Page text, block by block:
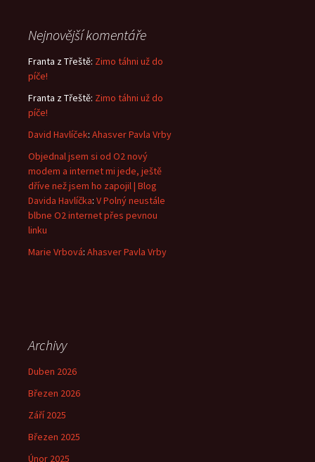
Nejnovější komentáře
Franta z Třeště: Zimo táhni už do
píče!
Franta z Třeště: Zimo táhni už do
píče!
David Havlíček: Ahasver Pavla Vrby
Objednal jsem si od O2 nový
modem a internet mi jede, ještě
dříve než jsem ho zapojil | Blog
Davida Havlíčka: V Polný neustále
blbne O2 internet přes pevnou
linku
Marie Vrbová: Ahasver Pavla Vrby
Archivy
Duben 2026
Březen 2026
Září 2025
Březen 2025
Únor 2025